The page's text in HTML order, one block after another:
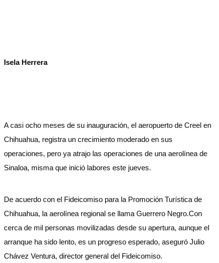
Isela Herrera
A casi ocho meses de su inauguración, el aeropuerto de Creel en
Chihuahua, registra un crecimiento moderado en sus
operaciones, pero ya atrajo las operaciones de una aerolínea de
Sinaloa, misma que inició labores este jueves.
De acuerdo con el Fideicomiso para la Promoción Turística de
Chihuahua, la aerolínea regional se llama Guerrero Negro.Con
cerca de mil personas movilizadas desde su apertura, aunque el
arranque ha sido lento, es un progreso esperado, aseguró Julio
Chávez Ventura, director general del Fideicomiso.